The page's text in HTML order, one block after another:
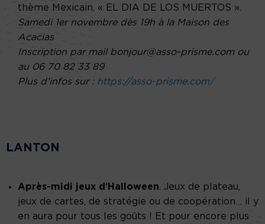
thème Mexicain, « EL DIA DE LOS MUERTOS ».
Samedi 1er novembre dès 19h à la Maison des
Acacias
Inscription par mail bonjour@asso-prisme.com ou
au 06 70 82 33 89
Plus d’infos sur : https://asso-prisme.com/
LANTON
Après-midi jeux d’Halloween. Jeux de plateau,
jeux de cartes, de stratégie ou de coopération… il y
en aura pour tous les goûts ! Et pour encore plus